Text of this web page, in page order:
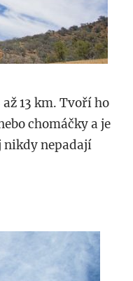
13 km. Tvoří ho
chomáčky a je
nikdy nepadají